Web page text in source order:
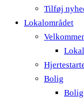
Tilføj
Lokalområdet
Bolig